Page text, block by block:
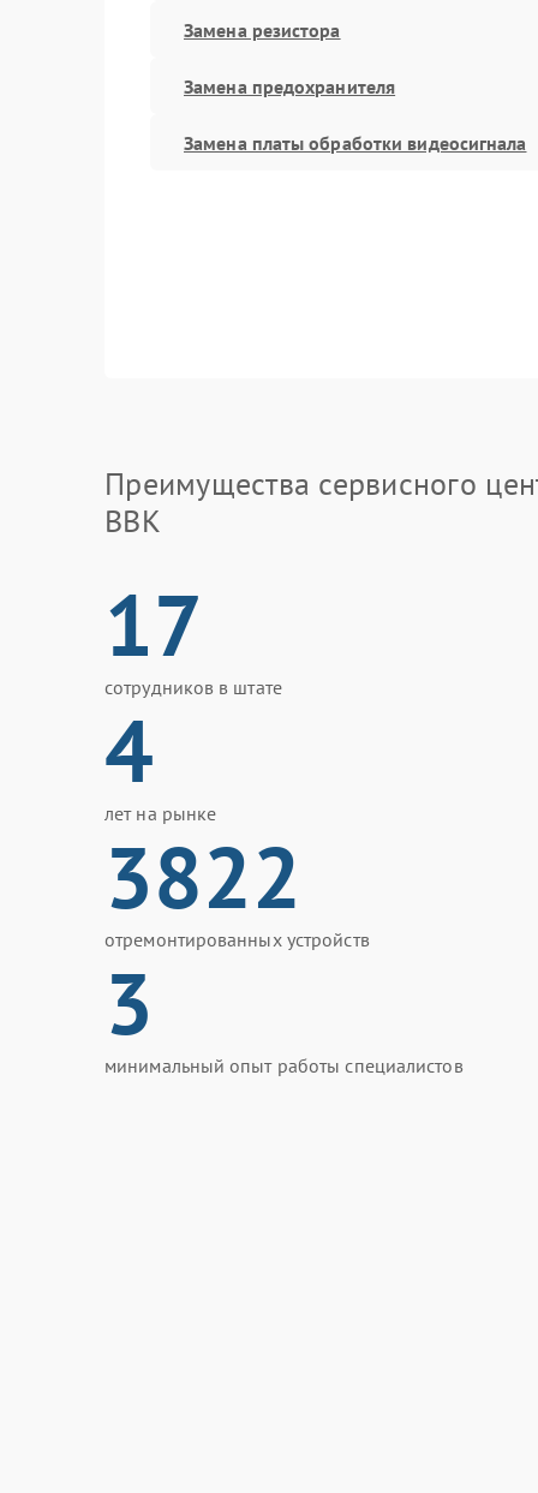
Замена резистора
Замена предохранителя
Замена платы обработки видеосигнала
Преимущества сервисного
BBK
17
сотрудников в штате
4
лет на рынке
3822
отремонтированных устройств
3
минимальный опыт работы специалистов